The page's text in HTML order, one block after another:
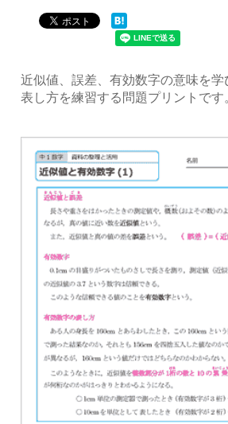
近似値、誤差、有効数字の意味を学
表し方を練習する問題プリントです